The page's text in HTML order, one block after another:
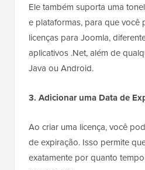
Ele também suporta uma
e plataformas, para que você
licenças para Joomla,
aplicativos .Net, além de
Java ou Android.
3. Adicionar uma Data de
Ao criar uma licença, você
de expiração. Isso permite
exatamente por quanto